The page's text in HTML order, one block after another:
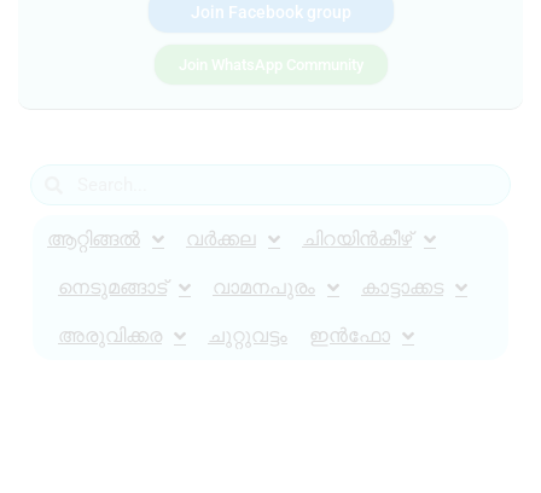
Join Facebook group
Join WhatsApp Community
ആറ്റിങ്ങൽ വർക്കല ചിറയിൻകീഴ്
നെടുമങ്ങാട് വാമനപുരം കാട്ടാക്കട
അരുവിക്കര ചുറ്റുവട്ടം ഇൻഫോ